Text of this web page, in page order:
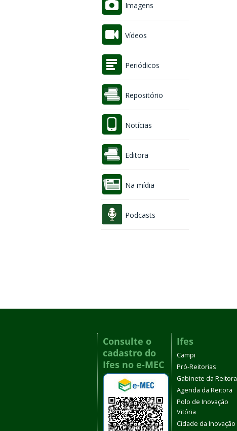
Imagens
Vídeos
Periódicos
Repositório
Notícias
Editora
Na mídia
Podcasts
Consulte o
cadastro do
Ifes no e-MEC
Ifes
Campi
Pró-Reitorias
Gabinete da Reitora
Agenda da Reitora
Polo de Inovação
Vitória
Cidade da Inovação